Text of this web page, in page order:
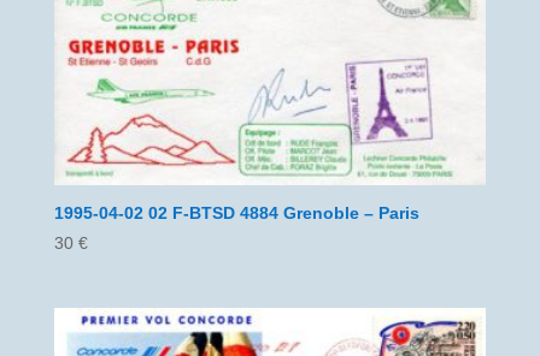
1995-04-02 02 F-BTSD 4884 Grenoble – Paris
30 €